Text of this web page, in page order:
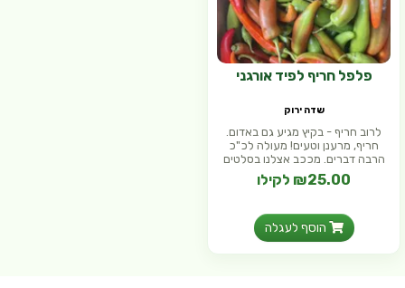
פלפל חריף לפיד אורגני
שדה ירוק
לרוב חריף - בקיץ מגיע גם באדום.
חריף, מרענן וטעים! מעולה לכ"כ
הרבה דברים. מככב אצלנו בסלטים
₪25.00 לקילו
הוסף לעגלה